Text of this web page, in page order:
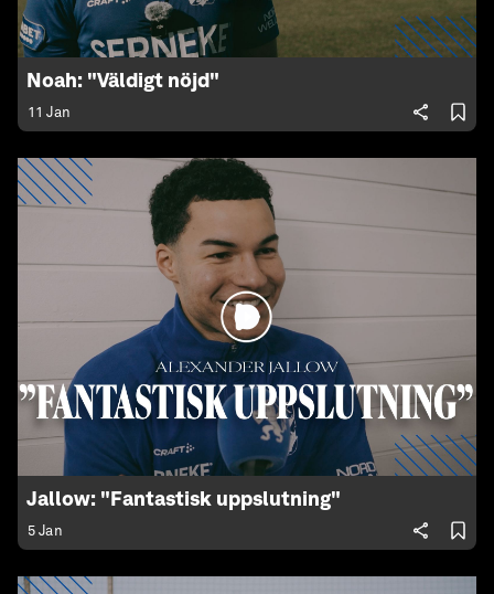
Noah: "Väldigt nöjd"
11 Jan
Jallow: "Fantastisk uppslutning"
5 Jan